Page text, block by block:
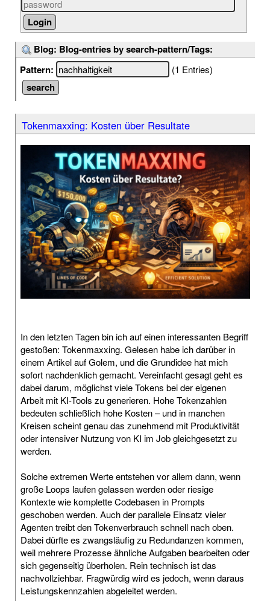
Blog: Blog-entries by search-pattern/Tags:
Pattern:
(1 Entries)
Tokenmaxxing: Kosten über Resultate
In den letzten Tagen bin ich auf einen interessanten Begriff
gestoßen: Tokenmaxxing. Gelesen habe ich darüber in
einem Artikel auf Golem, und die Grundidee hat mich
sofort nachdenklich gemacht. Vereinfacht gesagt geht es
dabei darum, möglichst viele Tokens bei der eigenen
Arbeit mit KI-Tools zu generieren. Hohe Tokenzahlen
bedeuten schließlich hohe Kosten – und in manchen
Kreisen scheint genau das zunehmend mit Produktivität
oder intensiver Nutzung von KI im Job gleichgesetzt zu
werden.
Solche extremen Werte entstehen vor allem dann, wenn
große Loops laufen gelassen werden oder riesige
Kontexte wie komplette Codebasen in Prompts
geschoben werden. Auch der parallele Einsatz vieler
Agenten treibt den Tokenverbrauch schnell nach oben.
Dabei dürfte es zwangsläufig zu Redundanzen kommen,
weil mehrere Prozesse ähnliche Aufgaben bearbeiten oder
sich gegenseitig überholen. Rein technisch ist das
nachvollziehbar. Fragwürdig wird es jedoch, wenn daraus
Leistungskennzahlen abgeleitet werden.